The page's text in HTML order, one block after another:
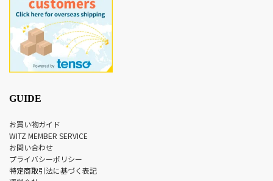
GUIDE
お買い物ガイド
WITZ MEMBER SERVICE
お問い合わせ
プライバシーポリシー
特定商取引法に基づく表記